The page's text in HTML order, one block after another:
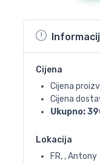
Cijena
Cijena
Cijena
Ukupno:
Lokacija
FR, , Antony